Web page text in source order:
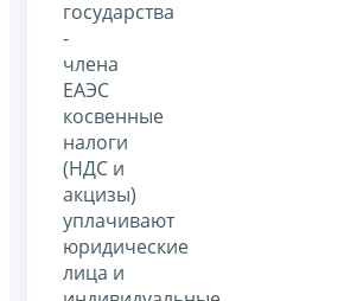
государства
-
члена
ЕАЭС
косвенные
налоги
(НДС и
акцизы)
уплачивают
юридические
лица и